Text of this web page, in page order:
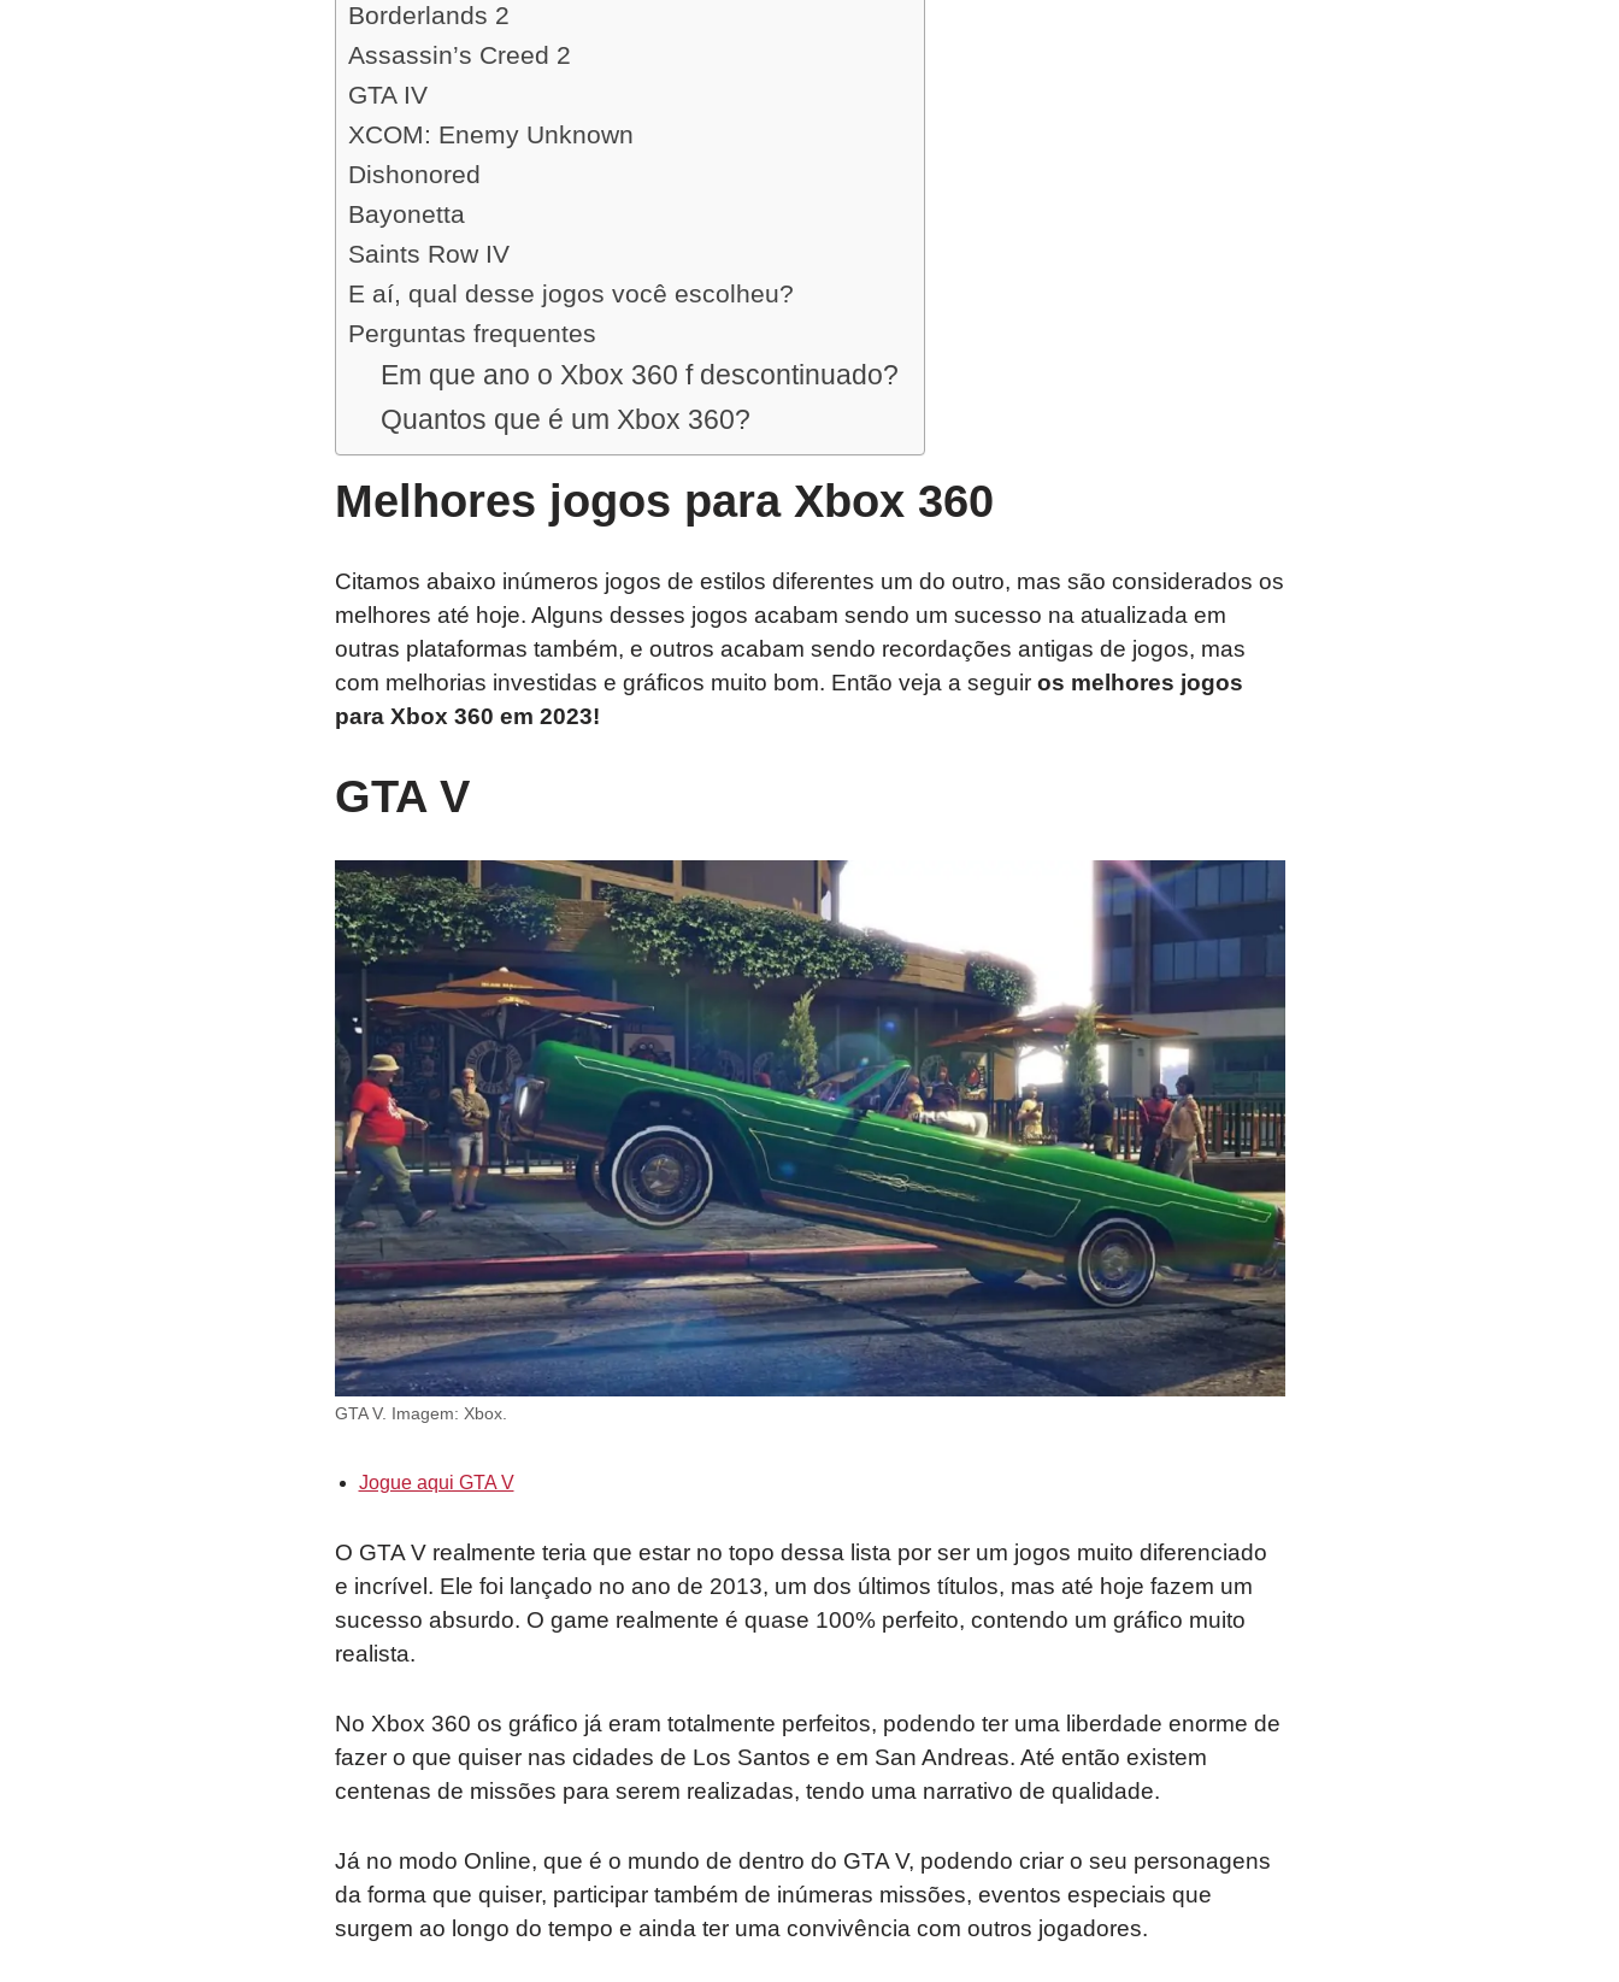
Borderlands 2
Assassin’s Creed 2
GTA IV
XCOM: Enemy Unknown
Dishonored
Bayonetta
Saints Row IV
E aí, qual desse jogos você escolheu?
Perguntas frequentes
Em que ano o Xbox 360 f descontinuado?
Quantos que é um Xbox 360?
Melhores jogos para Xbox 360
Citamos abaixo inúmeros jogos de estilos diferentes um do outro, mas são considerados os
melhores até hoje. Alguns desses jogos acabam sendo um sucesso na atualizada em
outras plataformas também, e outros acabam sendo recordações antigas de jogos, mas
com melhorias investidas e gráficos muito bom. Então veja a seguir os melhores jogos
para Xbox 360 em 2023!
GTA V
GTA V. Imagem: Xbox.
Jogue aqui GTA V
O GTA V realmente teria que estar no topo dessa lista por ser um jogos muito diferenciado
e incrível. Ele foi lançado no ano de 2013, um dos últimos títulos, mas até hoje fazem um
sucesso absurdo. O game realmente é quase 100% perfeito, contendo um gráfico muito
realista.
No Xbox 360 os gráfico já eram totalmente perfeitos, podendo ter uma liberdade enorme de
fazer o que quiser nas cidades de Los Santos e em San Andreas. Até então existem
centenas de missões para serem realizadas, tendo uma narrativo de qualidade.
Já no modo Online, que é o mundo de dentro do GTA V, podendo criar o seu personagens
da forma que quiser, participar também de inúmeras missões, eventos especiais que
surgem ao longo do tempo e ainda ter uma convivência com outros jogadores.